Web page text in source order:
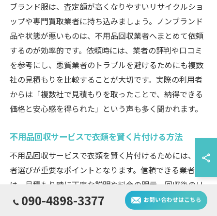
ブランド服は、査定額が高くなりやすいリサイクルショ
ップや専門買取業者に持ち込みましょう。ノンブランド
品や状態が悪いものは、不用品回収業者へまとめて依頼
するのが効率的です。依頼時には、業者の評判や口コミ
を参考にし、悪質業者のトラブルを避けるためにも複数
社の見積もりを比較することが大切です。実際の利用者
からは「複数社で見積もりを取ったことで、納得できる
価格と安心感を得られた」という声も多く聞かれます。
不用品回収サービスで衣類を賢く片付ける方法
不用品回収サービスで衣類を賢く片付けるためには、業
者選びが重要なポイントとなります。信頼できる業者
は、見積もり時に丁寧な説明や料金の明示、回収後のリ
サイクルルートについても詳しく案内してくれます。
090-4898-3377 お問い合わせはこちら